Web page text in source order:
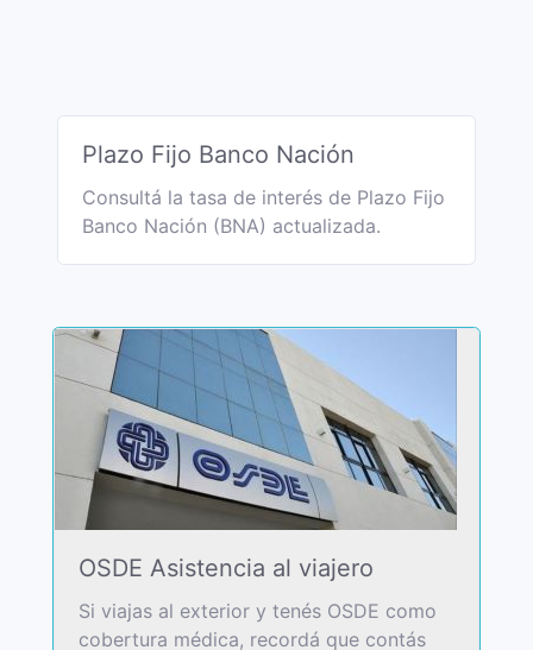
Plazo Fijo Banco Nación
Consultá la tasa de interés de Plazo Fijo
Banco Nación (BNA) actualizada.
OSDE Asistencia al viajero
Si viajas al exterior y tenés OSDE como
cobertura médica, recordá que contás